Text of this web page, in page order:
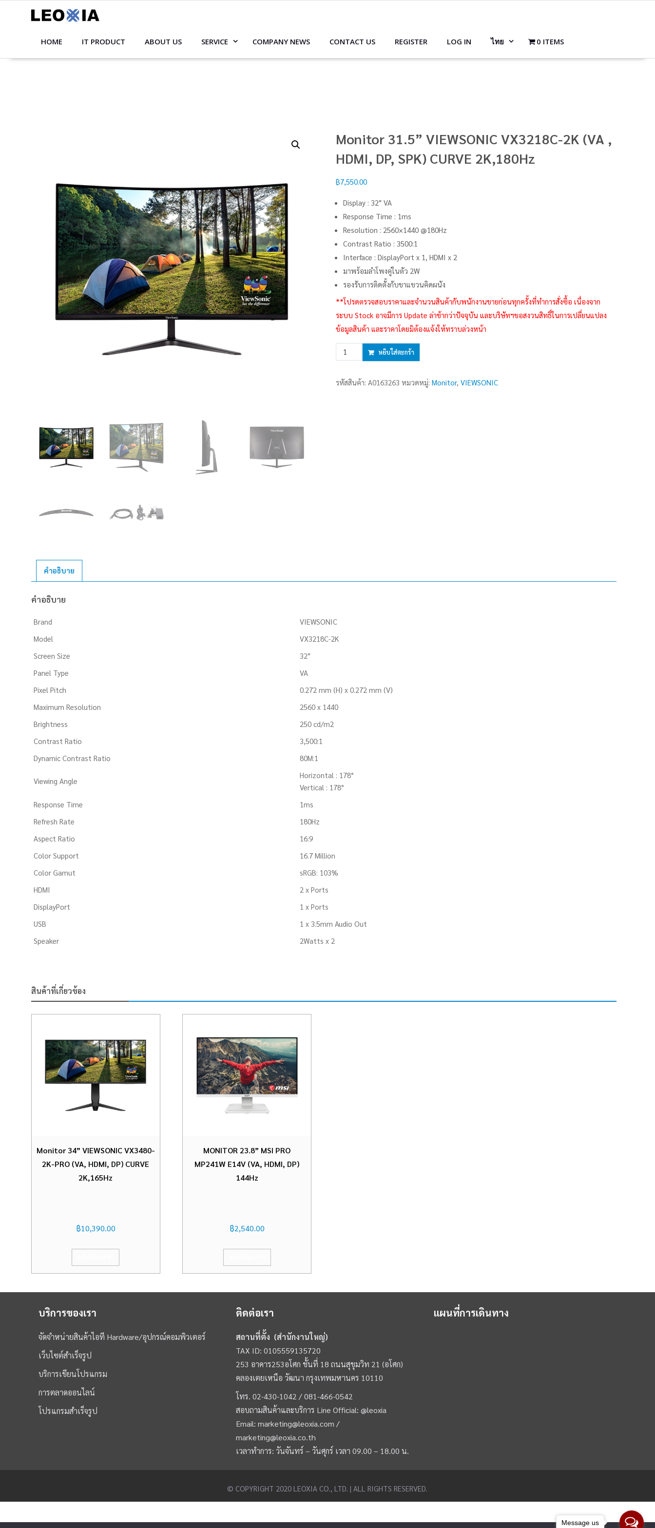
HOME IT PRODUCT ABOUT US SERVICE COMPANY NEWS CONTACT US REGISTER LOG IN ไทย 0 ITEMS
Monitor 31.5” VIEWSONIC VX3218C-2K (VA ,
HDMI, DP, SPK) CURVE 2K,180Hz
฿7,550.00
Display : 32″ VA
Response Time : 1ms
Resolution : 2560×1440 @180Hz
Contrast Ratio : 3500:1
Interface : DisplayPort x 1, HDMI x 2
มาพร้อมลำโพงคู่ในตัว 2W
รองรับการติดตั้งกับขาแขวนคิดผนัง
**โปรดตรวจสอบราคาและจำนวนสินค้ากับพนักงานขายก่อนทุกครั้งที่ทำการสั่งซื้อ เนื่องจาก
ระบบ Stock อาจมีการ Update ล่าช้ากว่าปัจจุบัน และบริษัทฯขอสงวนสิทธิ์ในการเปลี่ยนแปลง
ข้อมูลสินค้า และราคาโดยมิต้องแจ้งให้ทราบล่วงหน้า
จำนวน
Monitor
VIEWSONIC
หยิบใส่ตะกร้า
รหัสสินค้า: A0163263 หมวดหมู่: Monitor, VIEWSONIC
คำอธิบาย
คำอธิบาย
Brand
VIEWSONIC
Model
VX3218C-2K
Screen Size
32″
Panel Type
VA
Pixel Pitch
0.272 mm (H) x 0.272 mm (V)
Maximum Resolution
2560 x 1440
Brightness
250 cd/m2
Contrast Ratio
3,500:1
Dynamic Contrast Ratio
80M:1
Viewing Angle
Horizontal : 178°
Vertical : 178°
Response Time
1ms
Refresh Rate
180Hz
Aspect Ratio
16:9
Color Support
16.7 Million
Color Gamut
sRGB: 103%
HDMI
2 x Ports
DisplayPort
1 x Ports
USB
1 x 3.5mm Audio Out
Speaker
2Watts x 2
สินค้าที่เกี่ยวข้อง
Monitor 34” VIEWSONIC VX3480-
2K-PRO (VA, HDMI, DP) CURVE
2K,165Hz
฿10,390.00
MONITOR 23.8” MSI PRO
MP241W E14V (VA, HDMI, DP)
144Hz
฿2,540.00
บริการของเรา
จัดจำหน่ายสินค้าไอที Hardware/อุปกรณ์คอมพิวเตอร์
เว็บไซต์สำเร็จรูป
บริการเขียนโปรแกรม
การตลาดออนไลน์
โปรแกรมสำเร็จรูป
ติดต่อเรา
สถานที่ตั้ง (สำนักงานใหญ่)
TAX ID: 0105559135720
253 อาคาร253อโศก ชั้นที่ 18 ถนนสุขุมวิท 21 (อโศก)
คลองเตยเหนือ วัฒนา กรุงเทพมหานคร 10110
โทร.02-430-1042 /081-466-0542
สอบถามสินค้าและบริการ Line Official:@leoxia
Email:marketing@leoxia.com /
marketing@leoxia.co.th
เวลาทำการ: วันจันทร์ – วันศุกร์ เวลา 09.00 – 18.00 น.
แผนที่การเดินทาง
© COPYRIGHT 2020 LEOXIA CO., LTD. | ALL RIGHTS RESERVED.
Message us